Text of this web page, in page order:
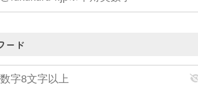
ード